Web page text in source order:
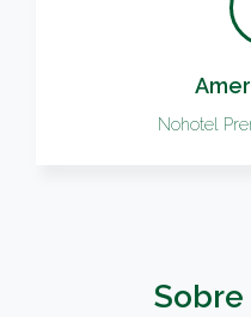
Nohotel
Sobre